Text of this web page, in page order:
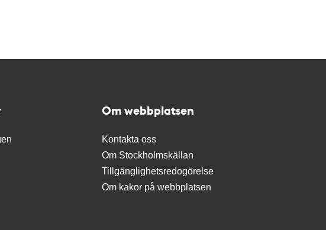
Om webbplatsen
Kontakta oss
Om Stockholmskällan
Tillgänglighetsredogörelse
Om kakor på webbplatsen